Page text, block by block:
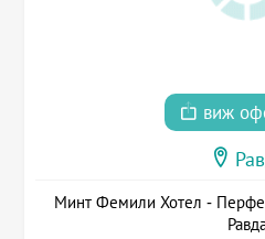
виж
Минт Фемили Хотел -